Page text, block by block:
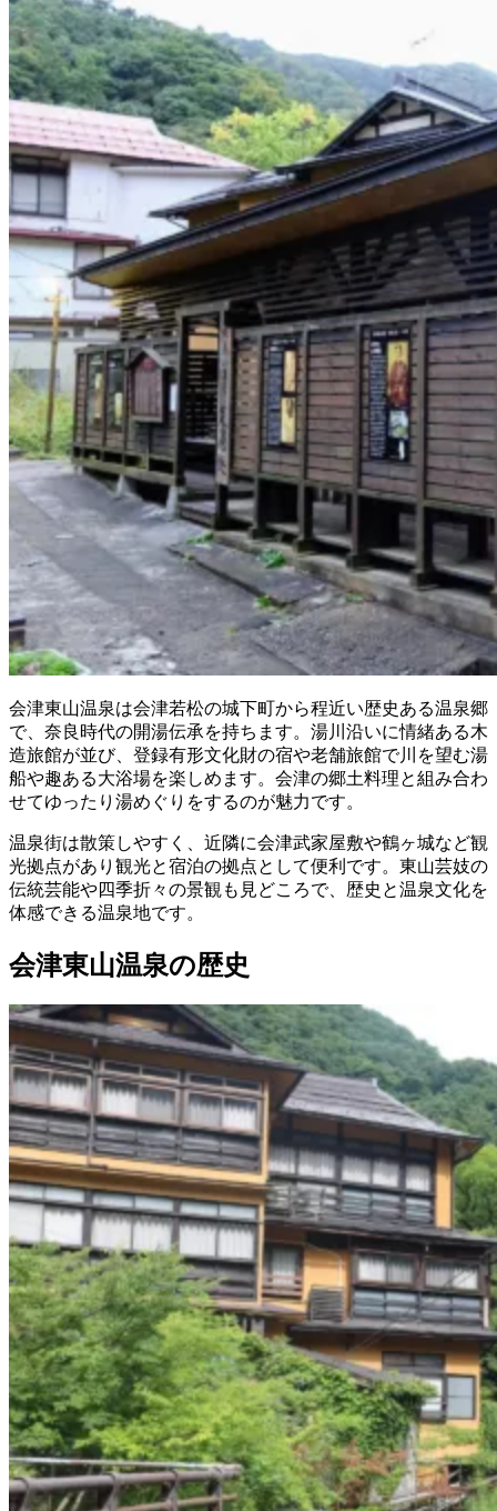
会津東山温泉は会津若松の城下町から程近い歴史ある温泉郷
で、奈良時代の開湯伝承を持ちます。湯川沿いに情緒ある木
造旅館が並び、登録有形文化財の宿や老舗旅館で川を望む湯
船や趣ある大浴場を楽しめます。会津の郷土料理と組み合わ
せてゆったり湯めぐりをするのが魅力です。
温泉街は散策しやすく、近隣に会津武家屋敷や鶴ヶ城など観
光拠点があり観光と宿泊の拠点として便利です。東山芸妓の
伝統芸能や四季折々の景観も見どころで、歴史と温泉文化を
体感できる温泉地です。
会津東山温泉の歴史